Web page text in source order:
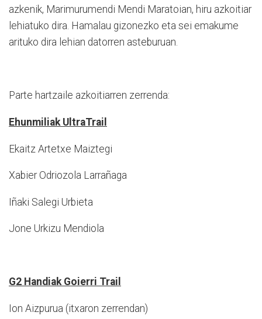
azkenik, Marimurumendi Mendi Maratoian, hiru azkoitiar
lehiatuko dira. Hamalau gizonezko eta sei emakume
arituko dira lehian datorren asteburuan.
Parte hartzaile azkoitiarren zerrenda:
Ehunmiliak UltraTrail
Ekaitz Artetxe Maiztegi
Xabier Odriozola Larrañaga
Iñaki Salegi Urbieta
Jone Urkizu Mendiola
G2 Handiak Goierri Trail
Ion Aizpurua (itxaron zerrendan)